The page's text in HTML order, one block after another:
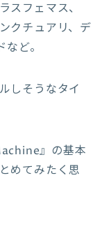
スフェマス、
クチュアリ、デ
ど。
しそうなタイ
』の基本
めてみたく思